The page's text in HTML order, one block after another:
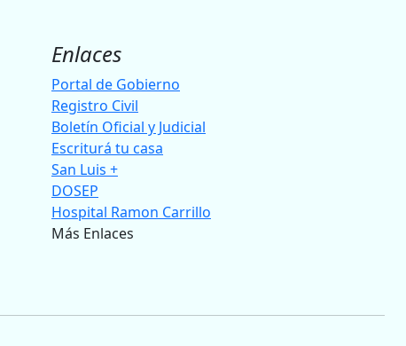
Enlaces
Portal de Gobierno
Registro Civil
Boletín Oficial y Judicial
Escriturá tu casa
San Luis +
DOSEP
Hospital Ramon Carrillo
Más Enlaces